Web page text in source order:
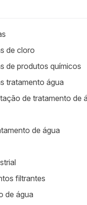
de cloro
de produtos químicos
tratamento água
de tratamento de
de água
filtrantes
de água